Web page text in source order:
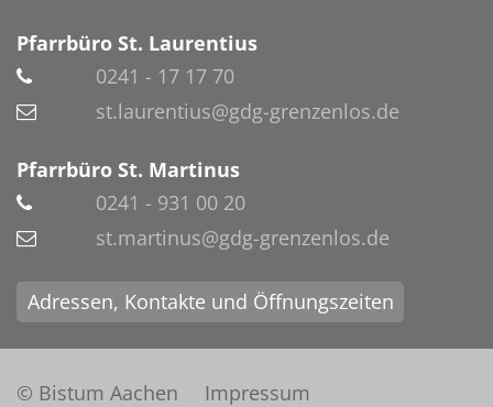
Pfarrbüro St. Laurentius
0241 - 17 17 70
st.laurentius@gdg-grenzenlos.de
Pfarrbüro St. Martinus
0241 - 931 00 20
st.martinus@gdg-grenzenlos.de
Adressen, Kontakte und Öffnungszeiten
© Bistum Aachen
Impressum